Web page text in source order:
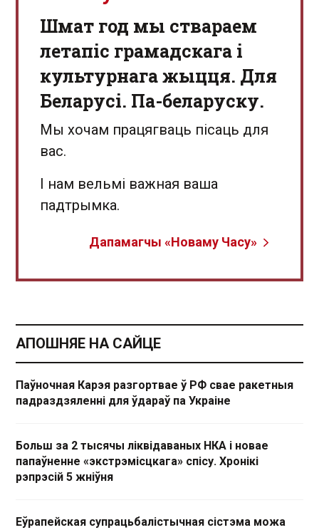
Шмат год мы ствараем
летапіс грамадскага і
культурнага жыцця. Для
Беларусі. Па-беларуску.
Мы хочам працягваць пісаць для
вас.
І нам вельмі важная ваша
падтрымка.
Дапамагчы «Новаму Часу»
АПОШНЯЕ НА САЙЦЕ
Паўночная Карэя разгортвае ў РФ свае ракетныя
падраздзяленні для ўдараў па Украіне
Больш за 2 тысячы ліквідаваных НКА і новае
папаўненне «экстрэмісцкага» спісу. Хронікі
рэпрэсій 5 жніўня
Еўрапейская супрацьбалістычная сістэма можа